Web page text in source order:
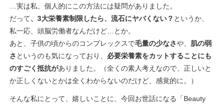
…実は私、個人的にこの方法には疑問がありました。
だって、3大栄養素制限したら、流石にヤバくない？ というか、
私一応、頭脳労働者なんだけど…とか。
あと、子供の頃からのコンプレックスで毛量の少なさや、 肌の弱
さ というのも気になっており、 必要栄養素をカットすることにも
のすごく抵抗がありました。（全くの素人考えなので、正しいと
か正しくないとかは全くわからないのだけど、感覚的に。）
そんな私にとって、嬉しいことに、今回お世話になる「Beauty